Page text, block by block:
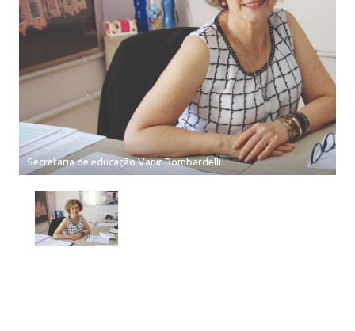
Secretaria de educação Vanir Bombardelli